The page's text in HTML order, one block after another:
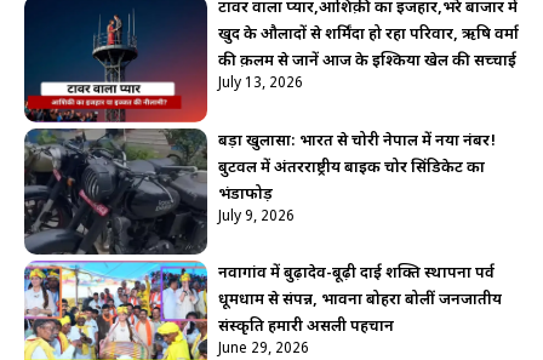
टावर वाला प्यार,आशिक़ी का इजहार,भरे बाजार में
खुद के औलादों से शर्मिंदा हो रहा परिवार, ऋषि वर्मा
की क़लम से जानें आज के इश्किया खेल की सच्चाई
July 13, 2026
बड़ा खुलासा: भारत से चोरी नेपाल में नया नंबर!
बुटवल में अंतरराष्ट्रीय बाइक चोर सिंडिकेट का
भंडाफोड़
July 9, 2026
नवागांव में बुढ़ादेव-बूढ़ी दाई शक्ति स्थापना पर्व
धूमधाम से संपन्न, भावना बोहरा बोलीं जनजातीय
संस्कृति हमारी असली पहचान
June 29, 2026